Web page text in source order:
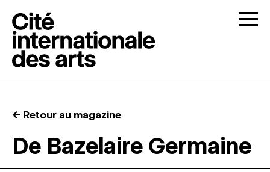
RÉSIDENCES ↓
← Retour au magazine
De Bazelaire Germaine